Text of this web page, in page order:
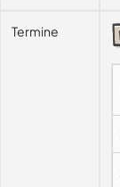
Termine